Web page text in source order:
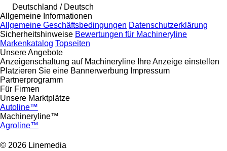
Deutschland / Deutsch
Allgemeine Informationen
Allgemeine Geschäftsbedingungen Datenschutzerklärung
Sicherheitshinweise Bewertungen für Machineryline
Markenkatalog Topseiten
Unsere Angebote
Anzeigenschaltung auf Machineryline Ihre Anzeige einstellen
Platzieren Sie eine Bannerwerbung Impressum
Partnerprogramm
Für Firmen
Unsere Marktplätze
Autoline™
Machineryline™
Agroline™
© 2026 Linemedia